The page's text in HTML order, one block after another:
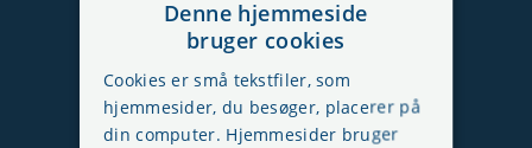
Certificeret af Arbejdstilsynet
Denne hjemmeside
bruger cookies
Cookies er små tekstfiler, som
hjemmesider, du besøger, placerer på
din computer. Hjemmesider bruger